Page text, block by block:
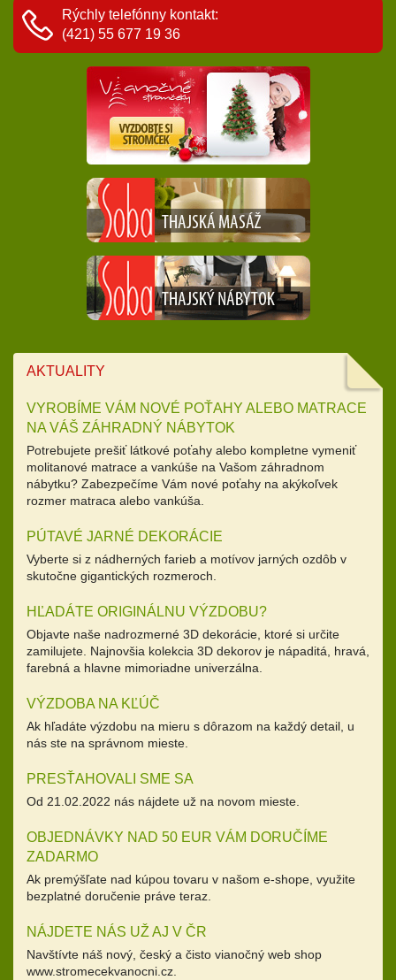
Rýchly telefónny kontakt:
(421) 55 677 19 36
AKTUALITY
VYROBÍME VÁM NOVÉ POŤAHY ALEBO MATRACE
NA VÁŠ ZÁHRADNÝ NÁBYTOK
Potrebujete prešiť látkové poťahy alebo kompletne vymeniť
molitanové matrace a vankúše na Vašom záhradnom
nábytku? Zabezpečíme Vám nové poťahy na akýkoľvek
rozmer matraca alebo vankúša.
PÚTAVÉ JARNÉ DEKORÁCIE
Vyberte si z nádherných farieb a motívov jarných ozdôb v
skutočne gigantických rozmeroch.
HĽADÁTE ORIGINÁLNU VÝZDOBU?
Objavte naše nadrozmerné 3D dekorácie, ktoré si určite
zamilujete. Najnovšia kolekcia 3D dekorov je nápaditá, hravá,
farebná a hlavne mimoriadne univerzálna.
VÝZDOBA NA KĽÚČ
Ak hľadáte výzdobu na mieru s dôrazom na každý detail, u
nás ste na správnom mieste.
PRESŤAHOVALI SME SA
Od 21.02.2022 nás nájdete už na novom mieste.
OBJEDNÁVKY NAD 50 EUR VÁM DORUČÍME
ZADARMO
Ak premýšľate nad kúpou tovaru v našom e-shope, využite
bezplatné doručenie práve teraz.
NÁJDETE NÁS UŽ AJ V ČR
Navštívte náš nový, český a čisto vianočný web shop
www.stromecekvanocni.cz.